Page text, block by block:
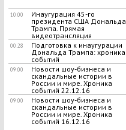
10:00
Инаугурация 45-го
президента США Дональда
Трампа. Прямая
видеотрансляция
00:28
Подготовка к инаугурации
Дональда Трампа: хроника
событий
09:00
Новости шоу-бизнеса и
скандальные истории в
России и мире. Хроника
событий 22.12.16
09:00
Новости шоу-бизнеса и
скандальные истории в
России и мире. Хроника
событий 16.12.16